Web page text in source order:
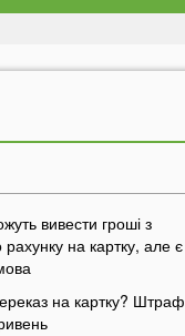
вивести гроші з
рахунку на картку, але є
на картку? Штраф